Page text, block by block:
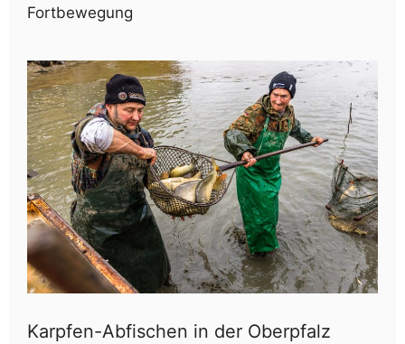
Fortbewegung
Karpfen-Abfischen in der Oberpfalz